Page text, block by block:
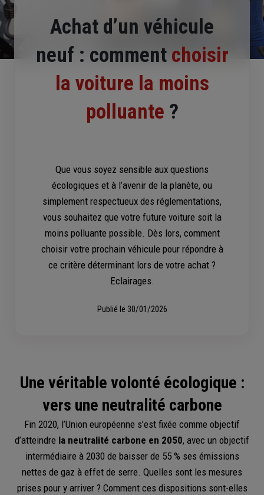
Achat d’un véhicule
neuf : comment choisir
la voiture la moins
polluante ?
Que vous soyez sensible aux questions
écologiques et à l’avenir de la planète, ou
simplement respectueux des réglementations,
vous souhaitez que votre future voiture soit la
moins polluante possible. Dès lors, comment
choisir votre prochain véhicule pour répondre à
ce critère déterminant lors de votre achat ?
Eclairages.
Publié le 30/01/2026
Une véritable volonté écologique :
vers une neutralité carbone
Fin 2020, l’Union européenne s’est fixée comme objectif
d’atteindre la neutralité carbone en 2050, avec un objectif
intermédiaire à 2030 de baisser de 55 % ses émissions
nettes de gaz à effet de serre. Quelles sont les mesures
prises pour y arriver ? Comment ces dispositions sont-elles